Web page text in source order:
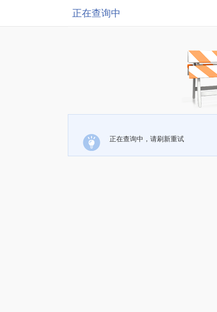
正在查询中
正在查询中，请刷新重试